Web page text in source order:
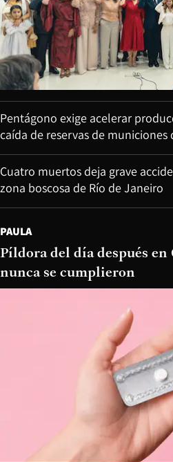
Pentágono exige acelerar
caída de reservas de municiones
Cuatro muertos deja grave
zona boscosa de Río de Janeiro
PAULA
Píldora del día después
nunca se cumplieron